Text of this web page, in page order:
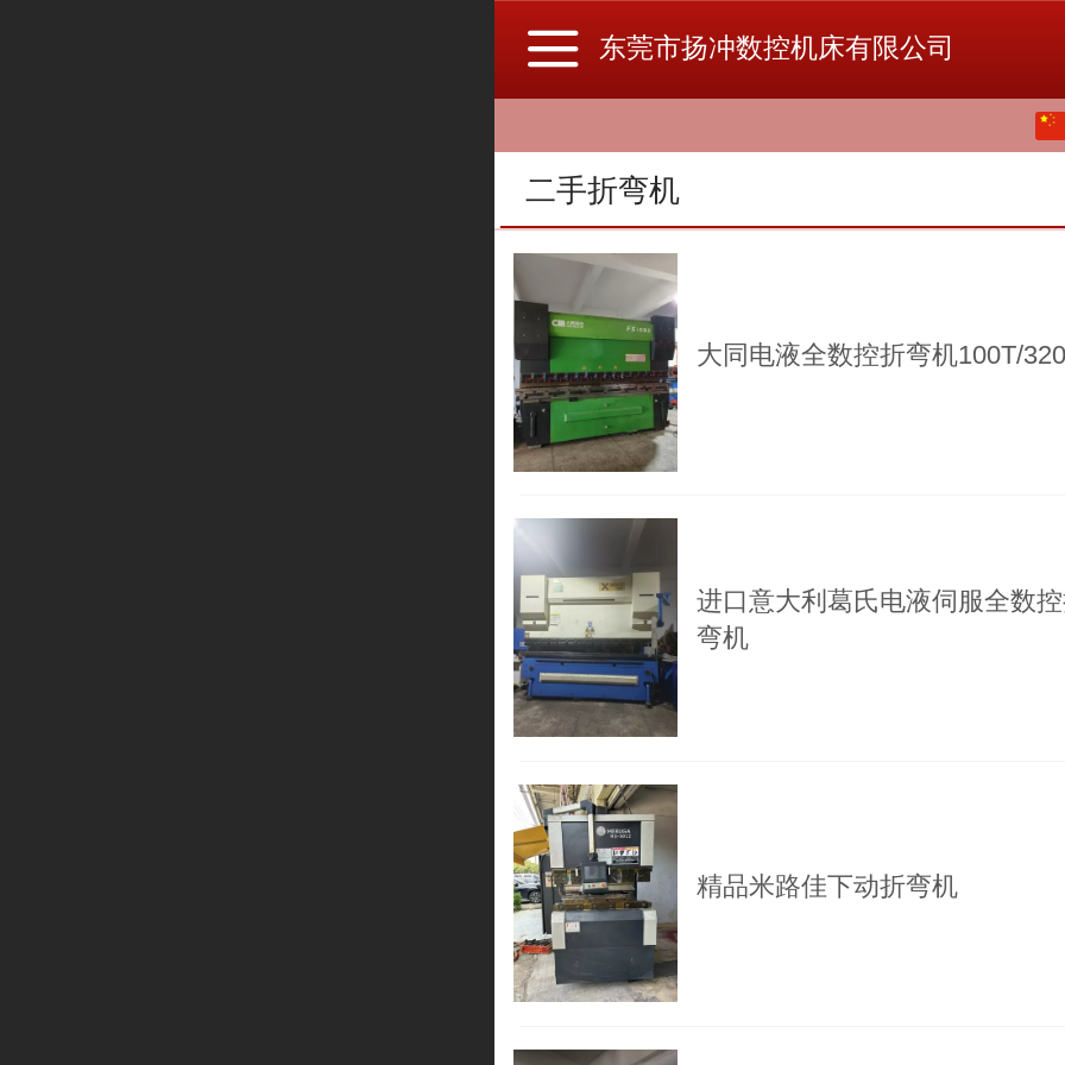
东莞市扬冲数控机床有限公司
二手折弯机
大同电液全数控折弯机100T/
进口意大利葛氏电液伺服全数
弯机
精品米路佳下动折弯机